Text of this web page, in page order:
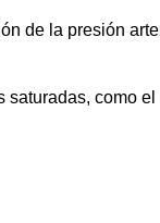
de la presión
como el